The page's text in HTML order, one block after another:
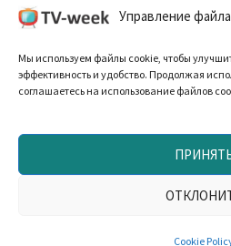
Управление
Мы используем файлы cookie, чтобы
эффективность и удобство. Продолжая
соглашаетесь на использование файлов
Cookie
Политика
Запрещено использование
согласования с редакцией. При
обязательна. Работает на